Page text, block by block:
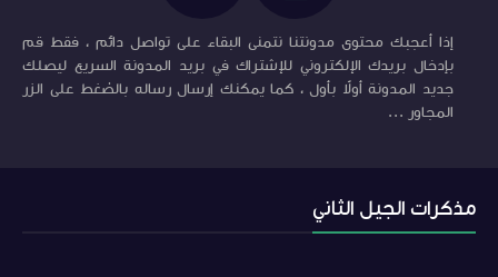
إذا أعجبك محتوى مدونتنا نتمنى البقاء على تواصل دائم ، فقط قم
بإدخال بريدك الإلكتروني للإشتراك في بريد المدونة السريع ليصلك
جديد المدونة أولاً بأول ، كما يمكنك إرسال رساله بالضغط على الزر
المجاور ...
مذكرات الجيل الثاني